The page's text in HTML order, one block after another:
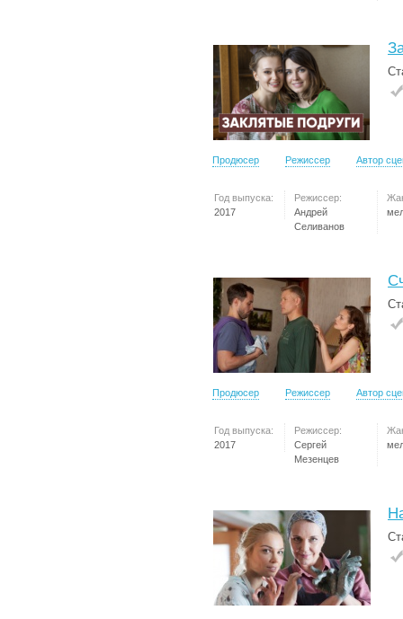
Продюсер Режиссер Автор
Год выпуска:
2017
Режиссер:
Андрей
Селиванов
Продюсер Режиссер Автор
Год выпуска:
2017
Режиссер:
Сергей
Мезенцев